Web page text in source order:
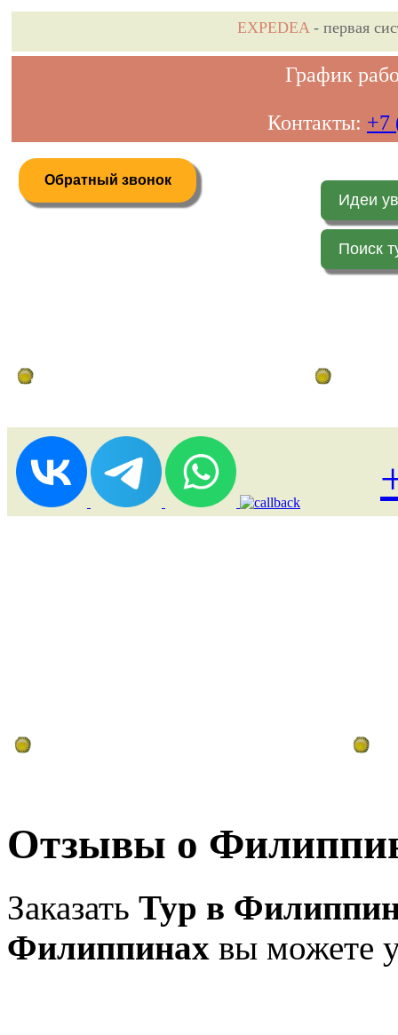
EXPEDEA- первая
График
Контакты: +7
Обратный звонок
Идеи
Поиск
Дистанционное бронирование туров
Отзывы о
Заказать Тур в
Филиппинах вы можете